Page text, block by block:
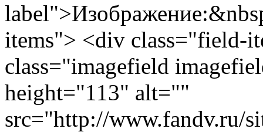
items"> <div class="field-
class="imagefield
height="113" alt=""
src="http://www.fandv.ru/